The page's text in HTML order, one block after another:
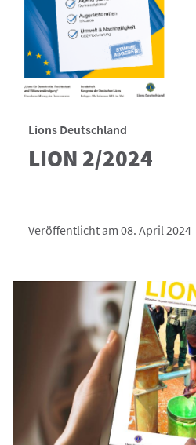
Lions Deutschland
LION 2/2024
Veröffentlicht am 08. April 2024